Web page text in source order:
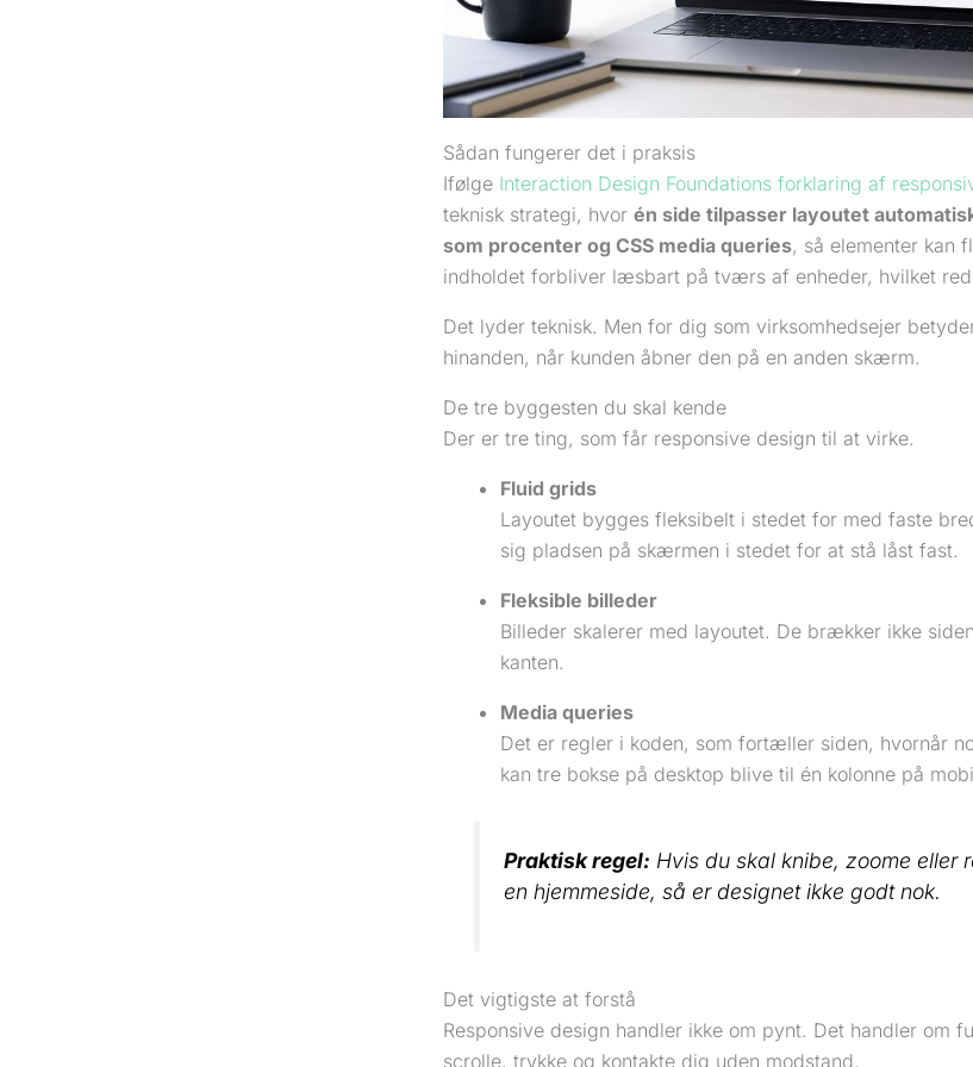
Sådan fungerer det i praksis
Ifølge Interaction Design Foundations forklaring af
teknisk strategi, hvor én side tilpasser layoutet
som procenter og CSS media queries, så elementer kan
indholdet forbliver læsbart på tværs af enheder, hvilket
Det lyder teknisk. Men for dig som virksomhedsejer
hinanden, når kunden åbner den på en anden skærm.
De tre byggesten du skal kende
Der er tre ting, som får responsive design til at virke.
Fluid grids
Layoutet bygges fleksibelt i stedet for med faste
sig pladsen på skærmen i stedet for at stå låst fast.
Fleksible billeder
Billeder skalerer med layoutet. De brækker ikke
kanten.
Media queries
Det er regler i koden, som fortæller siden, hvornår
kan tre bokse på desktop blive til én kolonne på
Praktisk regel: Hvis du skal knibe, zoome eller
en hjemmeside, så er designet ikke godt nok.
Det vigtigste at forstå
Responsive design handler ikke om pynt. Det handler om
scrolle, trykke og kontakte dig uden modstand.